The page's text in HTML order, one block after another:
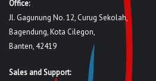
Office:
Jl. Gagunung No. 12, Curug Sekolah,
Bagendung, Kota Cilegon,
Banten, 42419
Sales and Support: